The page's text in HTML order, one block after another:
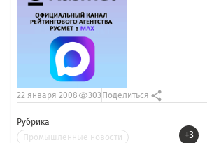
Рубрика
Промышленные новости
+3
22 января 2008 303 Поделиться